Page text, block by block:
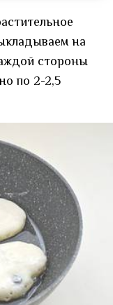
на
стороны
по 2-2,5